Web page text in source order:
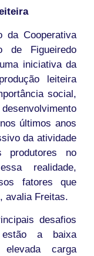
da Cooperativa
de Figueiredo
iniciativa da
leiteira
social,
últimos anos
da atividade
produtores no
realidade,
fatores que
avalia Freitas.
desafios
estão a baixa
carga